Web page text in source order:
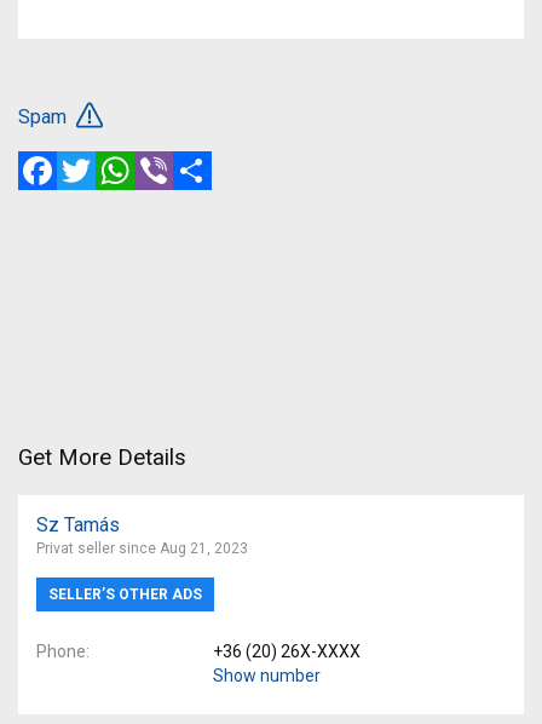
Spam
FacebookTwitterWhatsApp
Viber
Get More Details
Sz Tamás
Privat seller since Aug 21, 2023
SELLER’S OTHER ADS
Phone
+36 (20) 26X-XXXX
Show number